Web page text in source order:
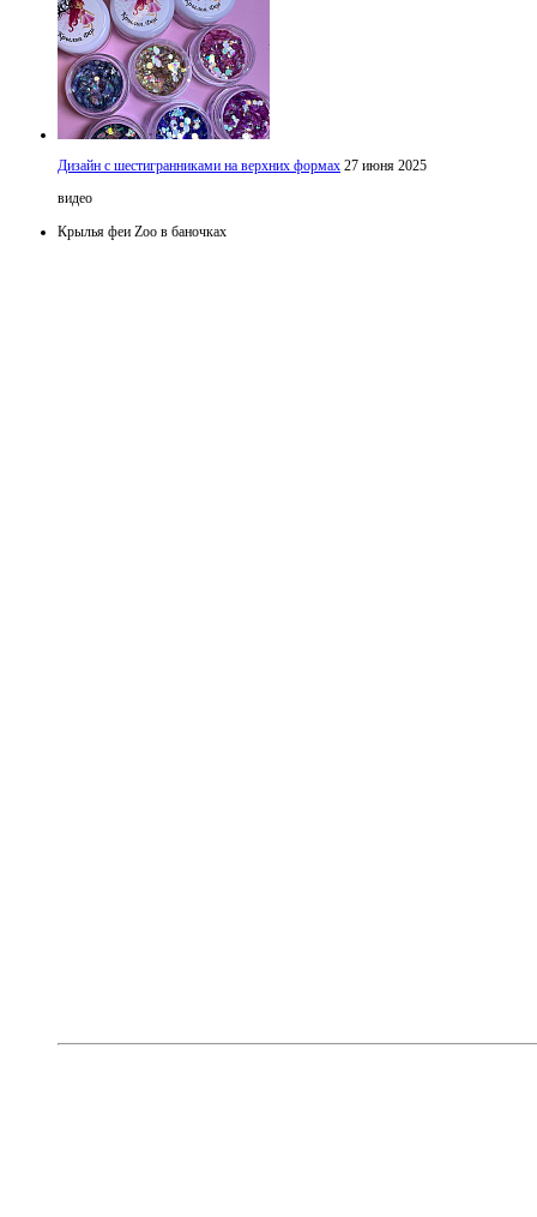
Дизайн с шестигранниками на верхних формах 27 июня 2025
видео
Крылья феи Zoo в баночках